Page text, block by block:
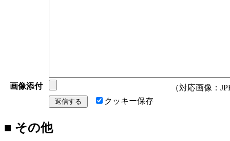
画像添付
（対応画像：
クッキー保存
■ その他